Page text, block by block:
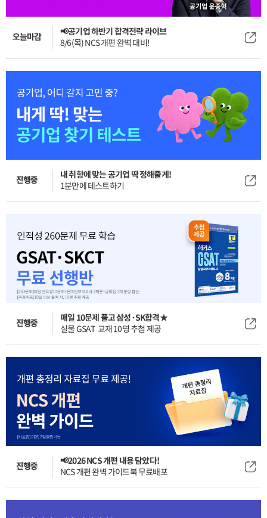
오늘마감
📢공기업 하반기 합격전략 라이브
8/6(목) NCS 개편 완벽 대비!
진행중
내 취향에 맞는 공기업 딱 정해줄게!
1분만에 테스트하기
진행중
매일 10문제 풀고 삼성·SK합격★
실물 GSAT 교재 10명 추첨 제공
진행중
📢2026 NCS 개편 내용 담았다!
NCS 개편 완벽 가이드북 무료배포